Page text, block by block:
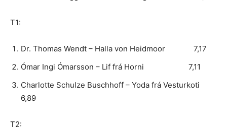
T1:
Dr. Thomas Wendt – Halla von Heidmoor 7,17
Ómar Ingi Ómarsson – Lif frá Horni 7,11
Charlotte Schulze Buschhoff – Yoda frá Vesturkoti
6,89
T2: